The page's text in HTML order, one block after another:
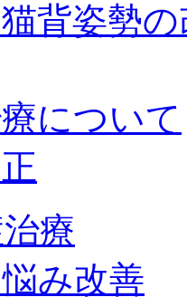
背姿勢
について
療
み改善